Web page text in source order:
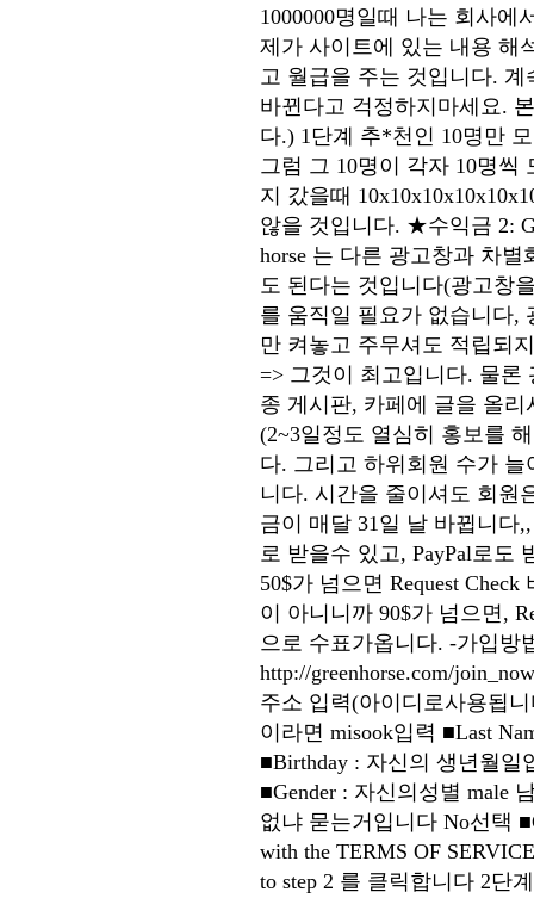
1000000명일때 나는 회사에
제가 사이트에 있는 내용 해
고 월급을 주는 것입니다.
바뀐다고 걱정하지마세요.
다.) 1단계 추*천인 10명만
그럼 그 10명이 각자 10명씩
지 갔을때
않을 것입니다. ★수익금 2:
horse 는 다른 광고창과 차
도 된다는 것입니다(광고창
를 움직일 필요가 없습니다,
만 켜놓고 주무셔도 적립되
=> 그것이 최고입니다. 물론
종 게시판, 카페에 글을 올
(2~3일정도 열심히 홍보를
다. 그리고 하위회원 수가
니다. 시간을 줄이셔도 회원
금이 매달 31일 날 바뀝니다
로 받을수 있고, PayPal로도
50$가 넘으면 Request
이 아니니까 90$가 넘으면,
으로 수표가옵니다. -가입방
http://greenhorse.com/
주소 입력(아이디로사용됩
이라면 misook입력 ■Last
■Birthday : 자신의 생년월일
■Gender : 자신의성별 male
없냐 묻는거입니다 No선택
with the TERMS OF
to step 2 를 클릭합니다 2단